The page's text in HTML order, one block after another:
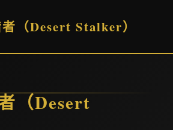
（Desert Stalker）
（Desert